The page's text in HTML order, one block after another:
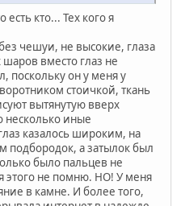
кто... Тех кого я
чешуи, не высокие, глаза
вместо глаз не
поскольку он у меня у
стоичкой, ткань
вытянутую вверх
несколько иные
казалось широким, на
подбородок, а затылок был
было пальцев не
этого не помню. НО! У меня
в камне. И более того,